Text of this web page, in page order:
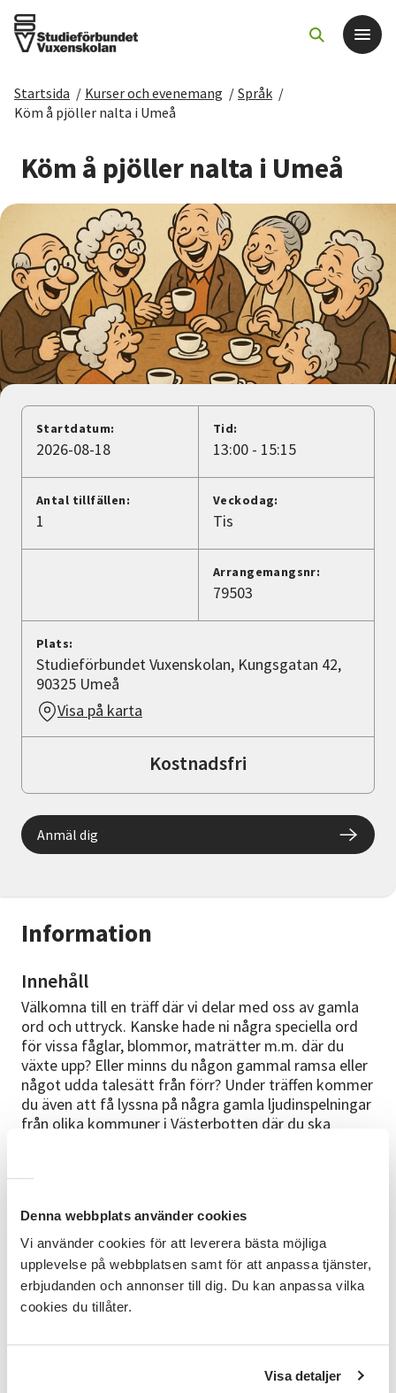
Denna webbplats använder cookies
Vi använder cookies för att leverera bästa möjliga
upplevelse på webbplatsen samt för att anpassa tjänster,
erbjudanden och annonser till dig. Du kan anpassa vilka
cookies du tillåter.
Visa detaljer
Det här gör vi
För dig som
Sök kurser och evenemang
Om SV
Starta studiecirkel
Cirkelledare
Nyheter
Avdelningar
Lyssna
Startsida / Kurser och evenemang / Språk /
Köm å pjöller nalta i Umeå
Köm å pjöller nalta i Umeå
Information
Innehåll
Välkomna till en träff där vi delar med oss av gamla
ord och uttryck. Kanske hade ni några speciella ord
för vissa fåglar, blommor, maträtter m.m. där du
växte upp? Eller minns du någon gammal ramsa eller
något udda talesätt från förr? Under träffen kommer
du även att få lyssna på några gamla ljudinspelningar
från olika kommuner i Västerbotten där du ska
Träffen är gratis och vi bjuder på fika!
Medverkande
Ledaren under träffen är Laila Eliasson,
verksamhetsutvecklare på Vuxenskolan.
Bra att veta
Umeå som ligger mellan gamla E4:an och Hovrätten
Väst på stan. Ingång på baksidan huset och 1 trappa
Startdatum:
2026-08-18
Tid:
13:00 - 15:15
Antal tillfällen:
1
Veckodag:
Tis
Arrangemangsnr:
79503
Plats:
Studieförbundet Vuxenskolan, Kungsgatan 42,
90325 Umeå
Visa på karta
Kostnadsfri
Anmäl dig